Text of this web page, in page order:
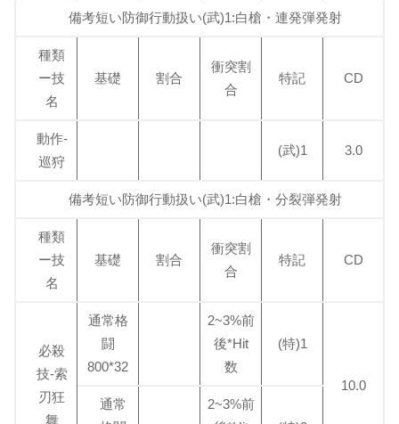
備考短い防御行動扱い(武)1:白槍・連発弾発射
種類
ー技
名
基礎 割合
衝突割
合
特記 CD
動作-
巡狩
(武)1 3.0
備考短い防御行動扱い(武)1:白槍・分裂弾発射
種類
ー技
名
基礎 割合
衝突割
合
特記 CD
必殺
技-索
刃狂
舞
通常格
闘
800*32
2~3%前
後*Hit
数
(特)1
10.0
通常
2~3%前